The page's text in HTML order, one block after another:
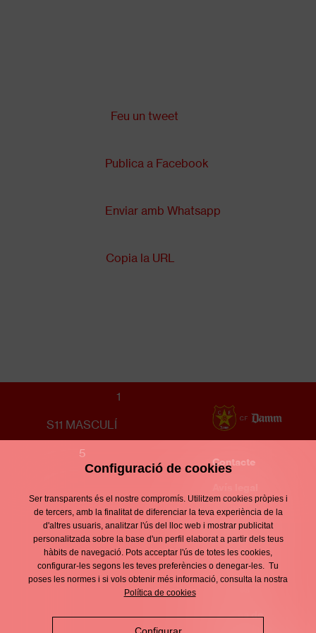
Feu un tweet
Publica a Facebook
Enviar amb Whatsapp
Copia la URL
1
S11 MASCULÍ
5
Enllaços
d'interès
Contacte
Footer
menu
Política de
privacitat
Política de
Política de
Configuració de cookies
Ser transparents és el nostre compromís. Utilitzem cookies pròpies i
de tercers, amb la finalitat de diferenciar la teva experiència de la
d'altres usuaris, analitzar l'ús del lloc web i mostrar publicitat
personalitzada sobre la base d'un perfil elaborat a partir dels teus
hàbits de navegació. Pots acceptar l'ús de totes les cookies,
configurar-les segons les teves preferències o denegar-les. Tu
poses les normes i si vols obtenir més informació, consulta la nostra
Política de cookies
Configurar